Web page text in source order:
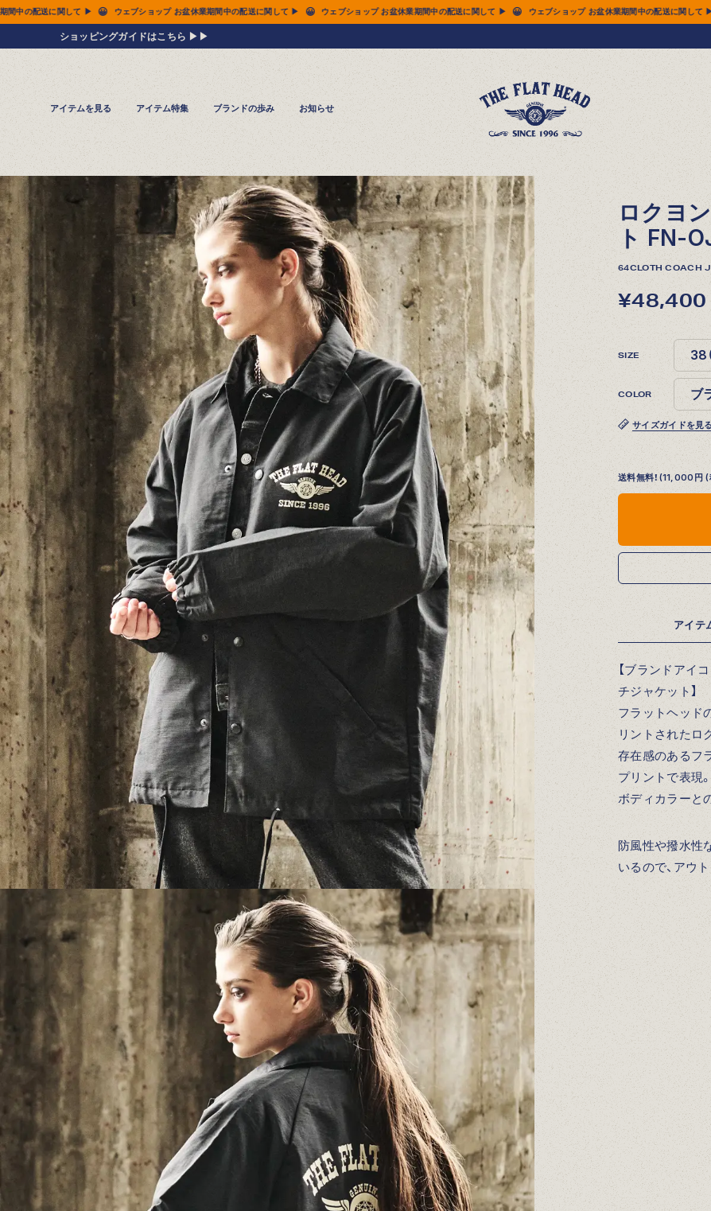
関して ▶ 😀 ウェブショップ お盆休業期間中の配送に関して ▶ 😀 ウェブショップ お盆休業期間中の配送に関して ▶ 😀 ウェブショップ お盆休業期間中の配送に関して ▶ 😀 ウェブ
ショッピングガイドはこちら ▶▶
アイテムを見る アイテム特集 ブランドの歩み お知らせ
ロクヨ
ト FN-
64CLOTH COACH
¥48,400
SIZE
COLOR
サイズガイドを見る
送料無料！(11,000円 (
アイテ
【ブランドアイ
チジャケット】
フラットヘッド
リントされたロ
存在感のあるフ
プリントで表現。
ボディカラーと
防風性や撥水性
いるので、アウ